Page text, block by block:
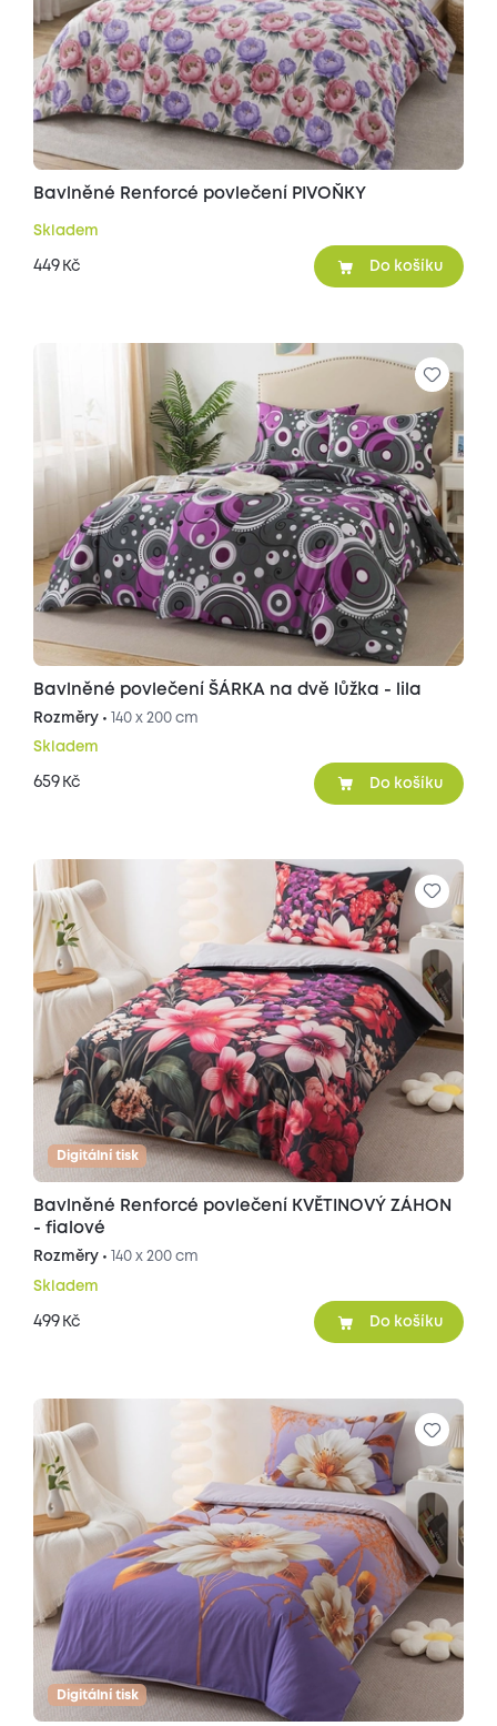
Bavlněné Renforcé povlečení PIVOŇKY
Skladem
449 Kč Do košíku
Bavlněné povlečení ŠÁRKA na dvě lůžka - lila
Rozměry • 140 x 200 cm
Skladem
659 Kč Do košíku
Digitální tisk
Bavlněné Renforcé povlečení KVĚTINOVÝ ZÁHON
- fialové
Rozměry • 140 x 200 cm
Skladem
499 Kč Do košíku
Digitální tisk